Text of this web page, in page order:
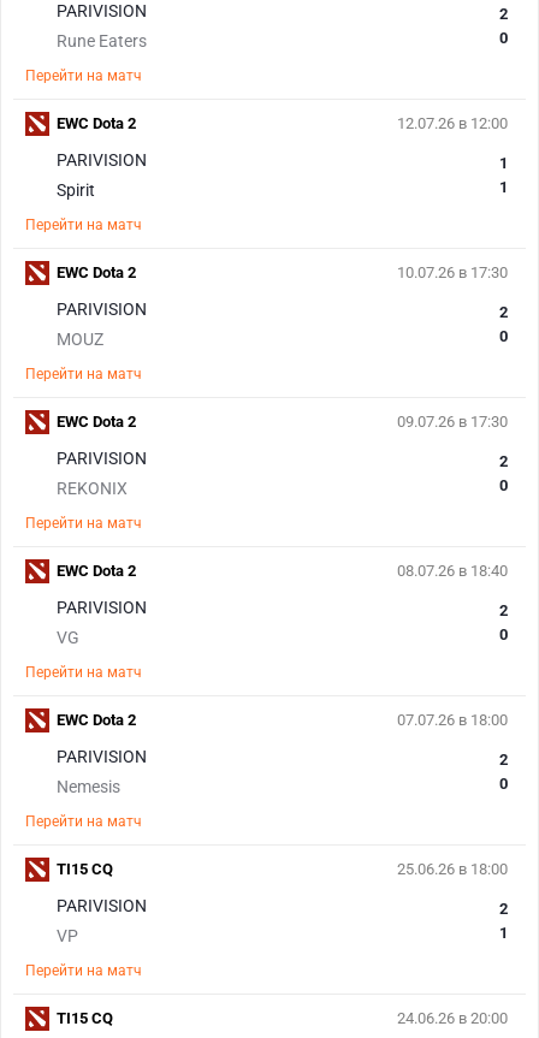
PARIVISION
Rune Eaters
2
0
Перейти на матч
12.07.26 в 12:00
PARIVISION
Spirit
1
1
Перейти на матч
EWC Dota 2
10.07.26 в 17:30
PARIVISION
MOUZ
2
0
Перейти на матч
EWC Dota 2
09.07.26 в 17:30
PARIVISION
REKONIX
2
0
Перейти на матч
EWC Dota 2
08.07.26 в 18:40
PARIVISION
VG
2
0
Перейти на матч
EWC Dota 2
07.07.26 в 18:00
PARIVISION
Nemesis
2
0
Перейти на матч
EWC Dota 2
25.06.26 в 18:00
PARIVISION
VP
2
1
Перейти на матч
TI15 CQ
24.06.26 в 20:00
TI15 CQ